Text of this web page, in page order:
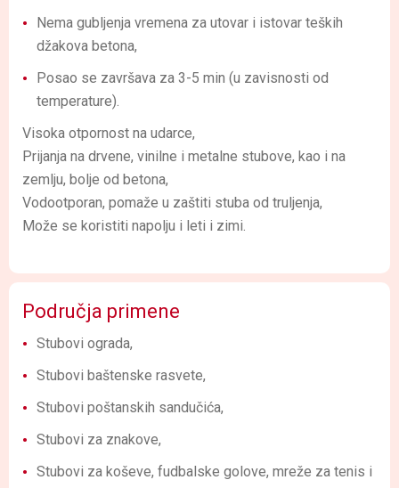
Nema gubljenja vremena za utovar i istovar teških
džakova betona,
Posao se završava za 3-5 min (u zavisnosti od
temperature).
Visoka otpornost na udarce,
Prijanja na drvene, vinilne i metalne stubove, kao i na
zemlju, bolje od betona,
Vodootporan, pomaže u zaštiti stuba od truljenja,
Može se koristiti napolju i leti i zimi.
Područja primene
Stubovi ograda,
Stubovi baštenske rasvete,
Stubovi poštanskih sandučića,
Stubovi za znakove,
Stubovi za koševe, fudbalske golove, mreže za tenis i